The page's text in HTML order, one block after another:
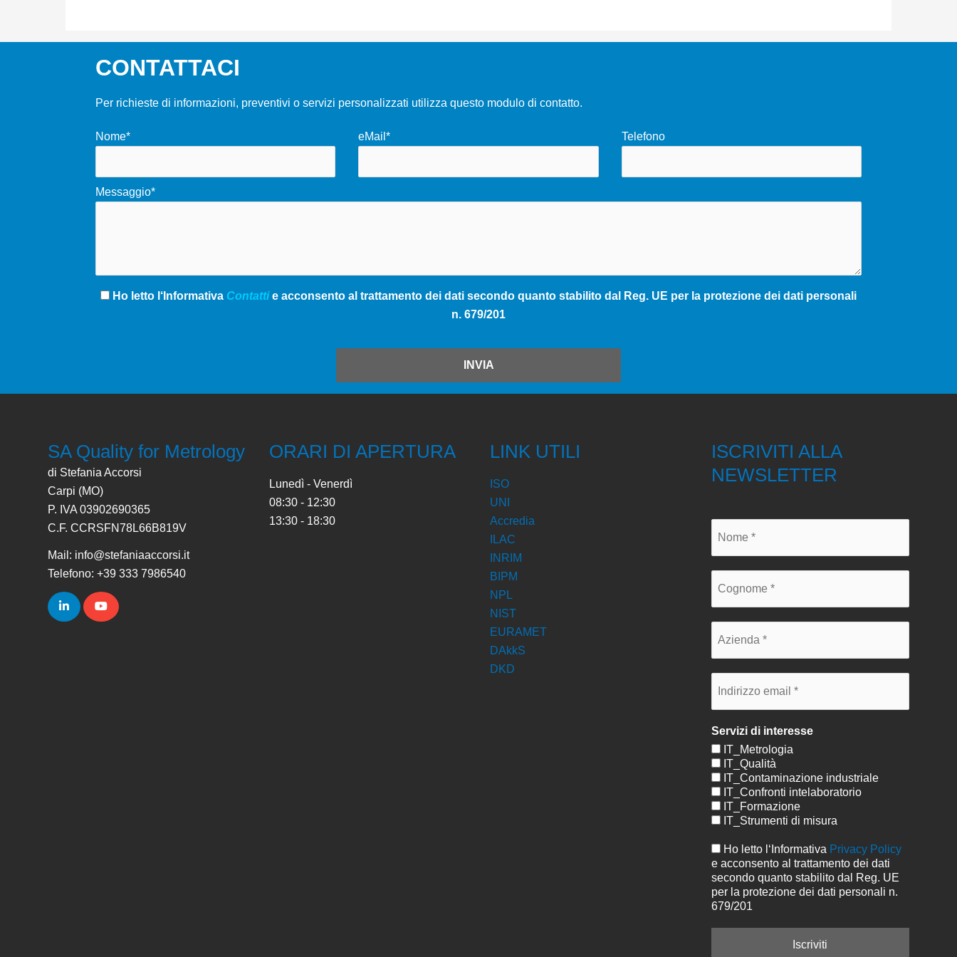
CONTATTACI
Per richieste di informazioni, preventivi o servizi personalizzati utilizza questo modulo di contatto.
Nome* eMail* Telefono
Messaggio*
Ho letto l‘Informativa Contattie acconsento al trattamento dei dati secondo quanto stabilito dal Reg. UE per la protezione dei dati personali
n. 679/201
INVIA
SA Quality for Metrology
di Stefania Accorsi
Carpi (MO)
P. IVA 03902690365
C.F. CCRSFN78L66B819V
Mail: info@stefaniaaccorsi.it
Telefono: +39 333 7986540
ORARI DI APERTURA
Lunedì - Venerdì
08:30 - 12:30
13:30 - 18:30
LINK UTILI
ISO
UNI
Accredia
ILAC
INRIM
BIPM
NPL
NIST
EURAMET
DAkkS
DKD
ISCRIVITI ALLA
NEWSLETTER
Servizi di interesse
IT_Metrologia
IT_Qualità
IT_Contaminazione industriale
IT_Confronti intelaboratorio
IT_Formazione
IT_Strumenti di misura
Ho letto l‘Informativa Privacy Policy
e acconsento al trattamento dei dati
secondo quanto stabilito dal Reg. UE
per la protezione dei dati personali n.
679/201